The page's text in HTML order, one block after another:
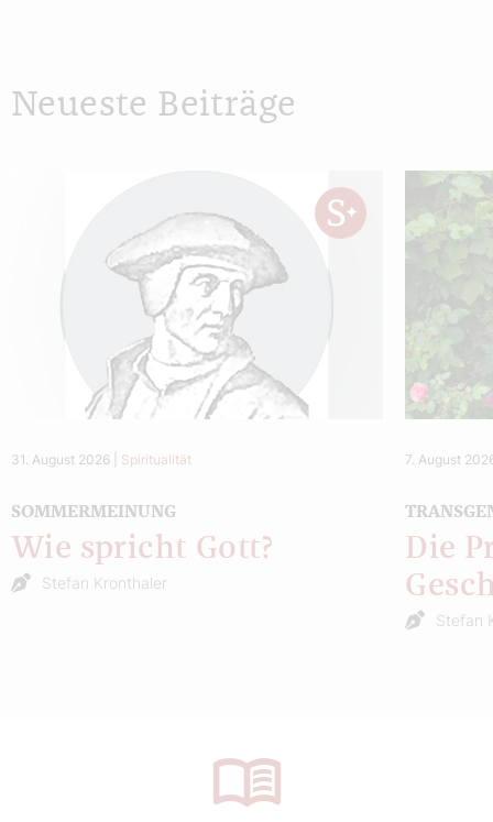
Neueste Beiträge
31. August 2026 Spiritualität
SOMMERMEINUNG
Wie spricht Gott?
Stefan Kronthaler
7. August
Die
Stefan